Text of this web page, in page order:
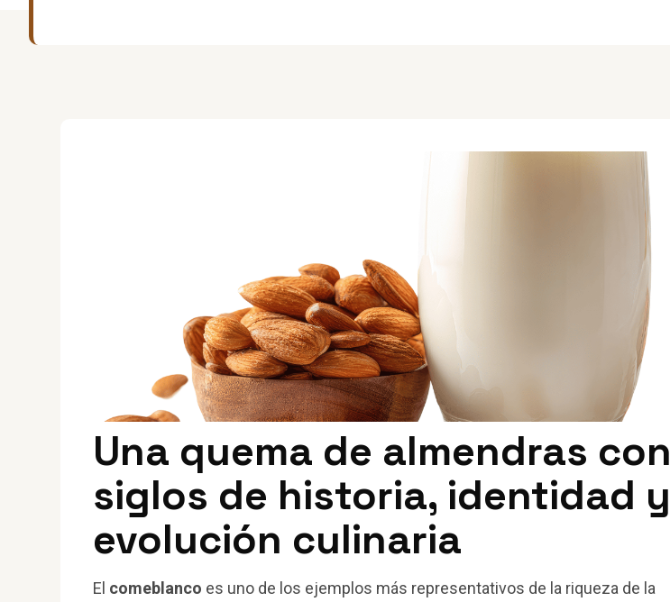
Una quema de almendras con
siglos de historia, identidad y
evolución culinaria
El comeblanco es uno de los ejemplos más representativos de la riqueza de la